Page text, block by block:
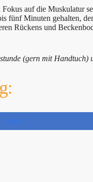
auf die Muskulatur
fünf Minuten gehalten,
Rückens und
(gern mit Handtuch)
teilen